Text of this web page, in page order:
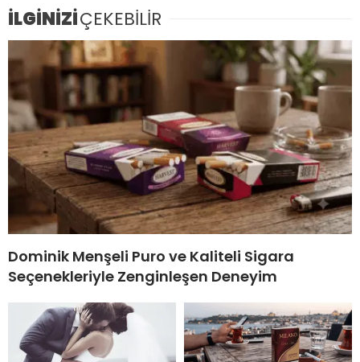
İLGİNİZİÇEKEBİLİR
Dominik Menşeli Puro ve Kaliteli Sigara
Seçenekleriyle Zenginleşen Deneyim